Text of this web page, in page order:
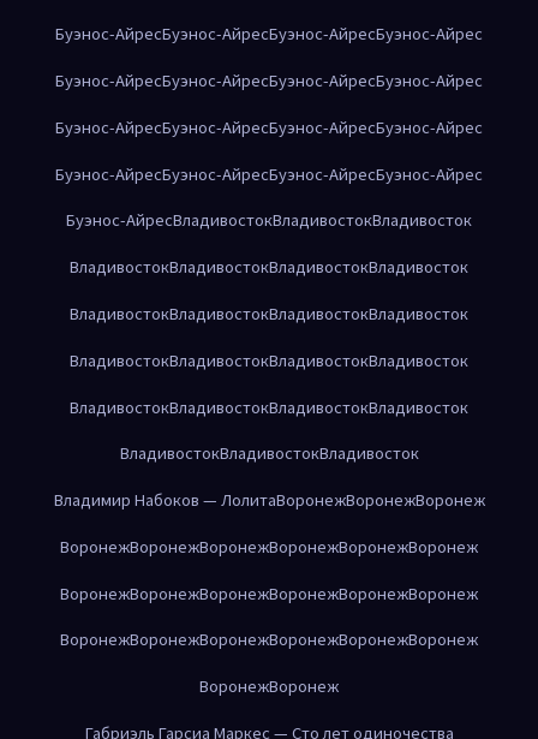
Буэнос-АйресБуэнос-АйресБуэнос-АйресБуэнос-Айрес
Буэнос-АйресБуэнос-АйресБуэнос-АйресБуэнос-Айрес
Буэнос-АйресБуэнос-АйресБуэнос-АйресБуэнос-Айрес
Буэнос-АйресБуэнос-АйресБуэнос-АйресБуэнос-Айрес
Буэнос-АйресВладивостокВладивостокВладивосток
ВладивостокВладивостокВладивостокВладивосток
ВладивостокВладивостокВладивостокВладивосток
ВладивостокВладивостокВладивостокВладивосток
ВладивостокВладивостокВладивостокВладивосток
ВладивостокВладивостокВладивосток
Владимир Набоков — ЛолитаВоронежВоронежВоронеж
ВоронежВоронежВоронежВоронежВоронежВоронеж
ВоронежВоронежВоронежВоронежВоронежВоронеж
ВоронежВоронежВоронежВоронежВоронежВоронеж
ВоронежВоронеж
Габриэль Гарсиа Маркес — Сто лет одиночества